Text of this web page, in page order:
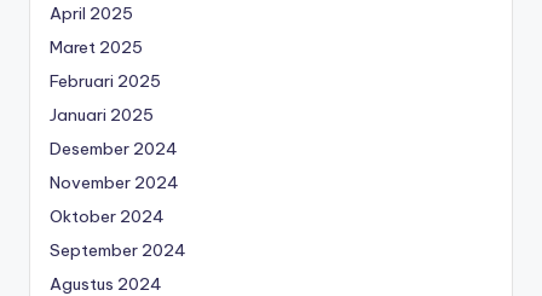
April 2025
Maret 2025
Februari 2025
Januari 2025
Desember 2024
November 2024
Oktober 2024
September 2024
Agustus 2024